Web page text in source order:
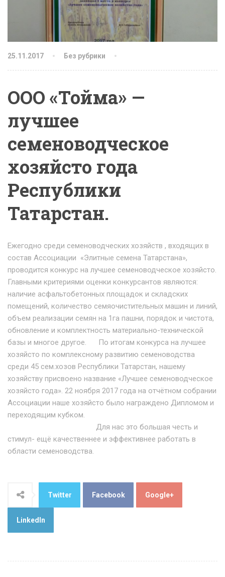
25.11.2017 Без рубрики
ООО «Тойма» —
лучшее
семеноводческое
хозяйсто года
Республики
Татарстан.
Ежегодно среди семеноводческих хозяйств , входящих в
состав Ассоциации «Элитные семена Татарстана»,
проводится конкурс на лучшее семеноводческое хозяйсто.
Главными критериями оценки конкурсантов являются:
наличие асфальтобетонных площадок и складских
помещений, количество семяочистительных машин и линий,
объем реализации семян на 1га пашни, порядок и чистота,
обновление и комплектность материально-технической
базы и многое другое. По итогам конкурса на лучшее
хозяйсто по комплексному развитию семеноводства
среди 45 сем.хозов Республики Татарстан, нашему
хозяйству присвоено название «Лучшее семеноводческое
хозяйсто года». 22 ноября 2017 года на отчётном собрании
Ассоциации наше хозяйсто было награждено Дипломом и
переходящим кубком.
Для нас это большая честь и
стимул- ещё качественнее и эффективнее работать в
области семеноводства.
Twitter Facebook Google+
LinkedIn